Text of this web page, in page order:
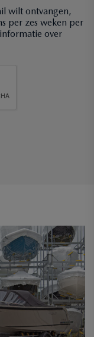
wilt ontvangen,
per zes weken per
over